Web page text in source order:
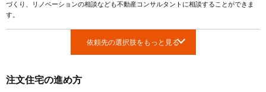
づくり、リノベーションの相談なども不動産コンサルタントに相談することができま
す。
依頼先の選択肢をもっと見る
注文住宅の進め方